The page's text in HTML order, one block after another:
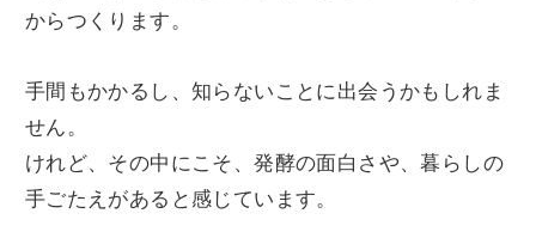
からつくります。
手間もかかるし、知らないことに出会うかもしれま
せん。
けれど、その中にこそ、発酵の面白さや、暮らしの
手ごたえがあると感じています。